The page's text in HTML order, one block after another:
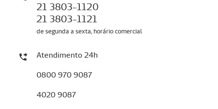
21 3803-1120
21 3803-1121
de segunda a sexta, horário comercial
Atendimento 24h
0800 970 9087
4020 9087